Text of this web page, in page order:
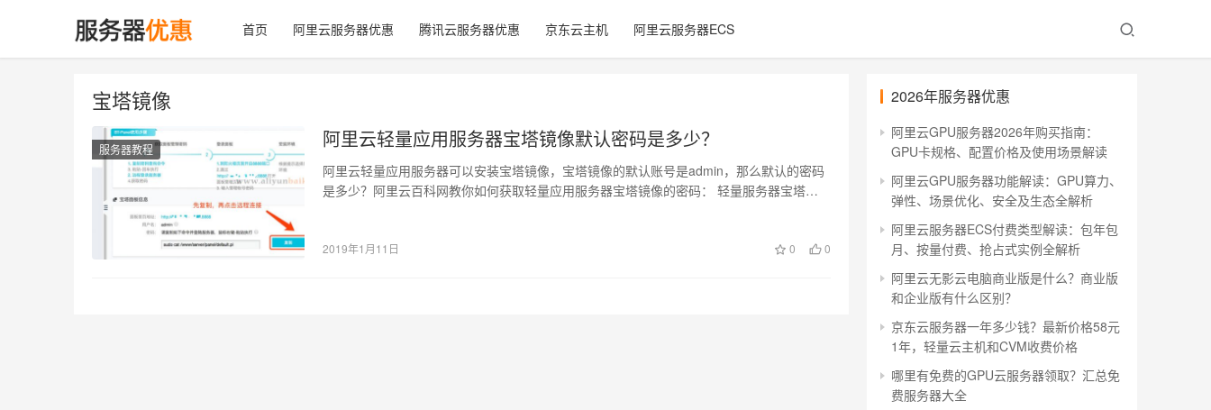
首页 阿里云服务器优惠 腾讯云服务器优惠 京东云主机 阿里云服务器ECS
宝塔镜像
服务器教程 阿里云轻量应用服务器宝塔镜像默认密码是多少？
阿里云轻量应用服务器可以安装宝塔镜像，宝塔镜像的默认账号是admin，那么默认的密码
是多少？阿里云百科网教你如何获取轻量应用服务器宝塔镜像的密码： 轻量服务器宝塔镜
2019年1月11日 0 0
2026年服务器优惠
阿里云GPU服务器2026年购买指南：
GPU卡规格、配置价格及使用场景解读
阿里云GPU服务器功能解读：GPU算力、
弹性、场景优化、安全及生态全解析
阿里云服务器ECS付费类型解读：包年包
月、按量付费、抢占式实例全解析
阿里云无影云电脑商业版是什么？商业版
和企业版有什么区别？
京东云服务器一年多少钱？最新价格58元
1年，轻量云主机和CVM收费价格
哪里有免费的GPU云服务器领取？汇总免
费服务器大全